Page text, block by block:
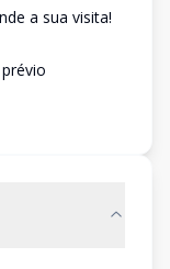
a sua visita!